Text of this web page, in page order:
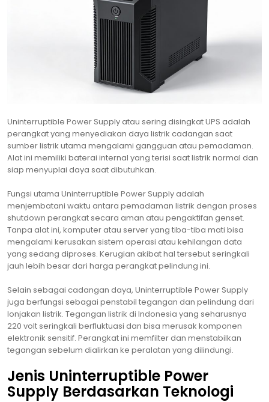
Uninterruptible Power Supply atau sering disingkat UPS adalah
perangkat yang menyediakan daya listrik cadangan saat
sumber listrik utama mengalami gangguan atau pemadaman.
Alat ini memiliki baterai internal yang terisi saat listrik normal dan
siap menyuplai daya saat dibutuhkan.
Fungsi utama Uninterruptible Power Supply adalah
menjembatani waktu antara pemadaman listrik dengan proses
shutdown perangkat secara aman atau pengaktifan genset.
Tanpa alat ini, komputer atau server yang tiba-tiba mati bisa
mengalami kerusakan sistem operasi atau kehilangan data
yang sedang diproses. Kerugian akibat hal tersebut seringkali
jauh lebih besar dari harga perangkat pelindung ini.
Selain sebagai cadangan daya, Uninterruptible Power Supply
juga berfungsi sebagai penstabil tegangan dan pelindung dari
lonjakan listrik. Tegangan listrik di Indonesia yang seharusnya
220 volt seringkali berfluktuasi dan bisa merusak komponen
elektronik sensitif. Perangkat ini memfilter dan menstabilkan
tegangan sebelum dialirkan ke peralatan yang dilindungi.
Jenis Uninterruptible Power
Supply Berdasarkan Teknologi